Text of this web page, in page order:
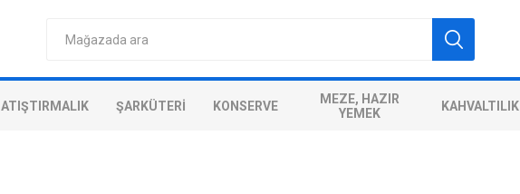
ATIŞTIRMALIK ŞARKÜTERI KONSERVE
MEZE, HAZIR
YEMEK
KAHVALTILIK